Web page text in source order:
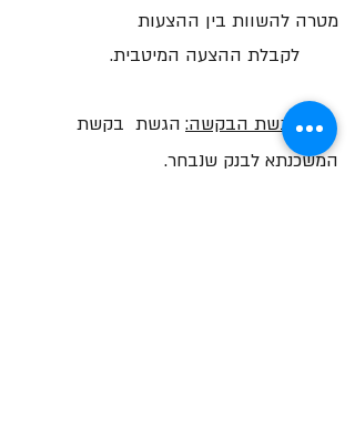
מטרה להשוות בין ההצעות
לקבלת ההצעה המיטבית.
6. הגשת הבקשה: הגשת בקשת
המשכנתא לבנק שנבחר.